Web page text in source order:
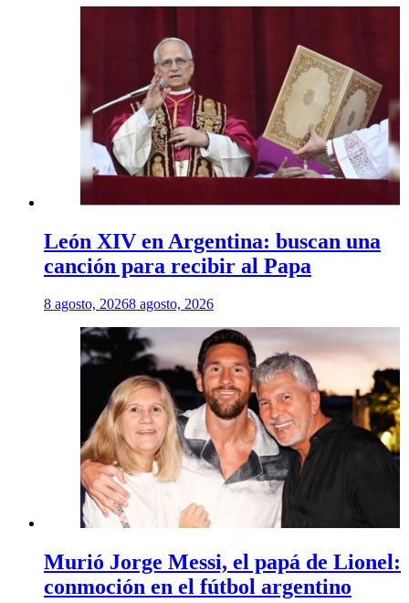
León XIV en Argentina: buscan una
canción para recibir al Papa
8 agosto, 20268 agosto, 2026
Murió Jorge Messi, el papá de Lionel:
conmoción en el fútbol argentino